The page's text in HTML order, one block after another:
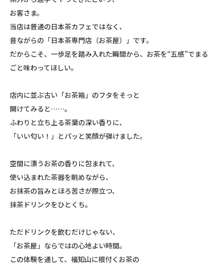
お客さま。
当店は普通の日本茶カフェではなく、
昔ながらの「日本茶専門店（お茶屋）」です。
だからこそ、一歩足を踏み入れた瞬間から、お茶を“五感”でまる
ごと味わってほしい。
店内に並ぶ古い「お茶箱」のフタをそっと
開けてみると……。
ふわりと立ち上る茶葉の深い香りに、
「いい匂い！」とパッと笑顔が弾けました。
空間に漂うお茶の香りに包まれて、
使い込まれた茶器を眺めながら、
お抹茶の旨みとほろ苦さが際立つ、
抹茶ドリンクをひとくち。
ただドリンクを飲むだけじゃない、
「お茶屋」ならではの心地よい時間。
この体験を通して、福知山に根付くお茶の